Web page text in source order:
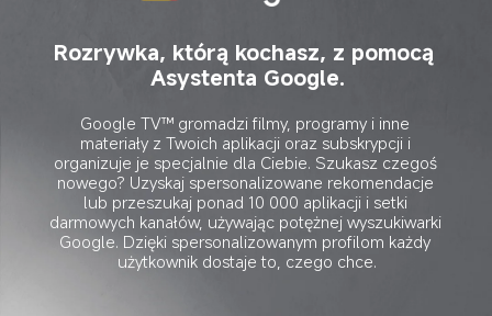
Rozrywka, którą kochasz, z pomocą
Asystenta Google.
Google TV™ gromadzi filmy, programy i inne
materiały z Twoich aplikacji oraz subskrypcji i
organizuje je specjalnie dla Ciebie. Szukasz czegoś
nowego? Uzyskaj spersonalizowane rekomendacje
lub przeszukaj ponad 10 000 aplikacji i setki
darmowych kanałów, używając potężnej wyszukiwarki
Google. Dzięki spersonalizowanym profilom każdy
użytkownik dostaje to, czego chce.